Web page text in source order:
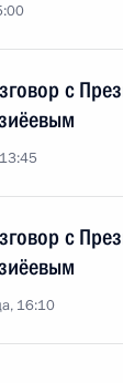
с
с
16:10